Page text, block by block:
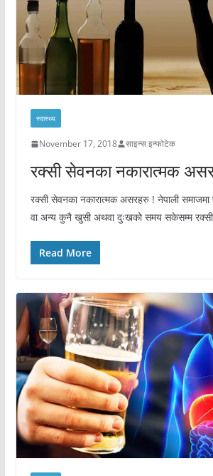
स्वास्थ्य
November 17, 2018 साइन्स इन्फोटेक
रक्सी सेवनका नकारात्मक
रक्सी सेवनका नकारात्मक असरहरु ! नेपाली समाजमा
वा अन्य कुनै खुसी अथवा दुःखको समय सकेसम्म रक्सी
Read More